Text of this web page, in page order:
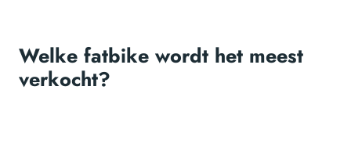
Welke fatbike wordt het meest
verkocht?